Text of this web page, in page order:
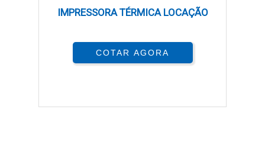
IMPRESSORA TÉRMICA LOCAÇÃO
COTAR AGORA